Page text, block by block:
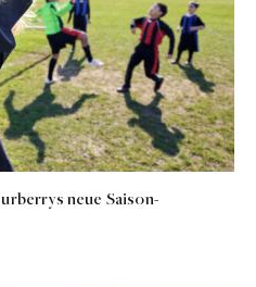
neue Saison-